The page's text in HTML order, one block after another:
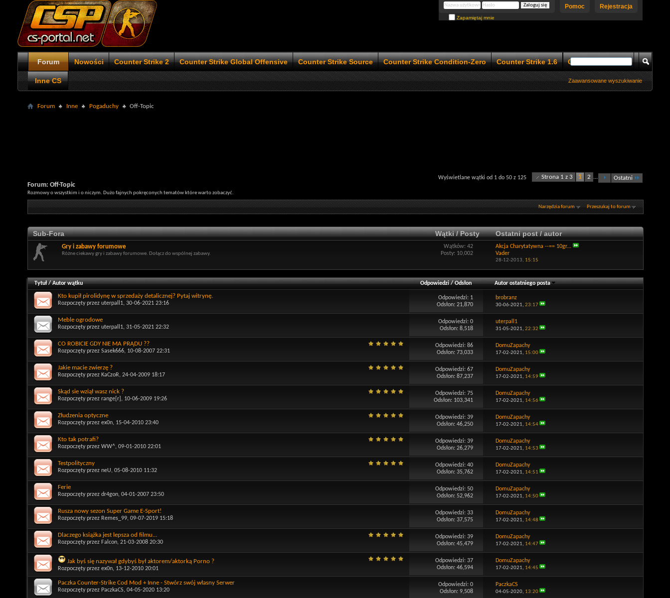
Rejestracja
Pomoc
Zapamiętaj mnie
Forum Nowości Counter Strike 2 Counter Strike Global Offensive Counter Strike Source Counter Strike Condition-Zero Counter Strike 1.6 Counter Strike 1.5
Inne CS Zaawansowane wyszukiwanie
Forum Inne Pogaduchy Off-Topic
Strona 1 z 3 1 2 ... Ostatni
Wyświetlane wątki od 1 do 50 z 125
Forum: Off-Topic
Rozmowy o wszystkim i o niczym. Dużo fajnych pokręconych tematów które warto zobaczyć.
Narzędzia forum Przeszukaj to forum
Sub-Fora Wątki / Posty Ostatni post / autor
Gry i zabawy forumowe
Różne ciekawy gry i zabawy forumowe. Dołącz do wspólnej zabawy.
Wątków: 42
Posty: 10,002
Akcja Charytatywna --== 10gr...
Vader
28-12-2013, 15:15
Tytuł/Autor wątku Odpowiedzi/Odsłon Autor ostatniego posta
Kto kupił pirolidynę w sprzedaży detalicznej? Pytaj witrynę.
Rozpoczęty przez uterpall1, 30-06-2021 23:16
Odpowiedzi: 1
Odsłon: 21,870
brobranz
30-06-2021, 23:17
Meble ogrodowe
Rozpoczęty przez uterpall1, 31-05-2021 22:32
Odpowiedzi:0
Odsłon: 8,518
uterpall1
31-05-2021, 22:32
CO ROBICIE GDY NIE MA PRĄDU ??
Rozpoczęty przez Sasek666, 10-08-2007 22:31
Odpowiedzi:86
Odsłon: 73,033
DomuZapachy
17-02-2021, 15:00
Jakie macie zwierzę ?
Rozpoczęty przez KaCzoR, 24-04-2009 18:17
Odpowiedzi:67
Odsłon: 87,237
DomuZapachy
17-02-2021, 14:59
Skąd sie wziął wasz nick ?
Rozpoczęty przez range[r] , 10-06-2009 19:26
Odpowiedzi:75
Odsłon: 103,341
DomuZapachy
17-02-2021, 14:56
Złudzenia optyczne
Rozpoczęty przez ex0n, 15-04-2010 23:40
Odpowiedzi:39
Odsłon: 46,250
DomuZapachy
17-02-2021, 14:54
Kto tak potrafi?
Rozpoczęty przez WW^, 09-01-2010 22:01
Odpowiedzi:39
Odsłon: 26,279
DomuZapachy
17-02-2021, 14:53
Testpolityczny
Rozpoczęty przez neU, 05-08-2010 11:32
Odpowiedzi:40
Odsłon: 35,762
DomuZapachy
17-02-2021, 14:51
Ferie
Rozpoczęty przez dr4gon, 04-01-2007 23:50
Odpowiedzi:50
Odsłon: 52,962
DomuZapachy
17-02-2021, 14:50
Rusza nowy sezon Super Game E-Sport!
Rozpoczęty przez Remes_99, 09-07-2019 15:18
Odpowiedzi:33
Odsłon: 37,575
DomuZapachy
17-02-2021, 14:48
Dlaczego książka jest lepsza od filmu...
Rozpoczęty przez Falcon, 21-03-2008 20:30
Odpowiedzi:39
Odsłon: 45,479
DomuZapachy
17-02-2021, 14:47
Jak byś się nazywał gdybyś był aktorem/aktorką Porno ?
Rozpoczęty przez ex0n, 13-12-2010 20:01
Odpowiedzi:37
Odsłon: 46,594
DomuZapachy
17-02-2021, 14:45
Paczka Counter-Strike Cod Mod + Inne - Stwórz swój własny Serwer
Rozpoczęty przez PaczkaCS, 04-05-2020 13:20
Odpowiedzi:0
Odsłon: 9,508
PaczkaCS
04-05-2020, 13:20